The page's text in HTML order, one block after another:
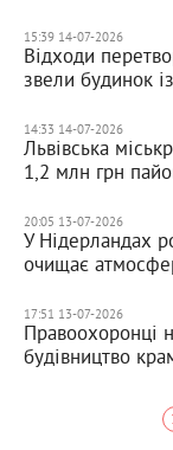
15:39 14-07-2026
Відходи
звели будинок
14:33 14-07-2026
Львівська
1,2 млн грн
20:05 13-07-2026
У Нідерландах
очищає
17:51 13-07-2026
Правоохоронці
будівництво